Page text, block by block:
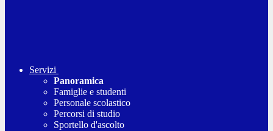
Servizi
Panoramica
Famiglie e studenti
Personale scolastico
Percorsi di studio
Sportello d'ascolto